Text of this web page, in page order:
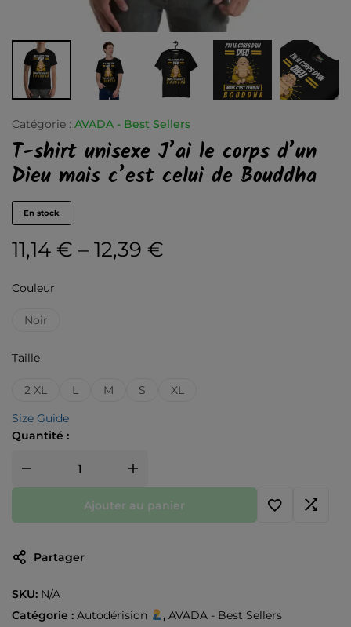
Catégorie : AVADA - Best Sellers
T-shirt unisexe J’ai le corps d’un
Dieu mais c’est celui de Bouddha
En stock
11,14 € – 12,39 €
Couleur
Noir
Taille
2 XL L M S XL
Size Guide
Quantité :
Ajouter au panier
Partager
SKU: N/A
Catégorie : Autodérision , AVADA - Best Sellers